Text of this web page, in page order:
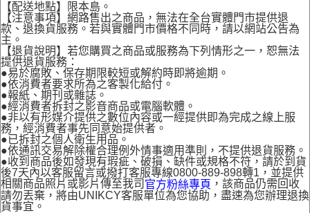
【配送地點】限本島。
【注意事項】網路售出之商品，無法在全台實體門市提供退
款、退換貨服務。若與實體門市價格不同時，請以網站公告為
主。
【退貨說明】若您購買之商品或服務為下列情形之一，恕無法
提供退貨服務：
●易於腐敗、保存期限較短或解約時即將逾期。
●依消費者要求所為之客製化給付。
●報紙、期刊或雜誌。
●經消費者拆封之影音商品或電腦軟體。
●非以有形媒介提供之數位內容或一經提供即為完成之線上服
務，經消費者事先同意始提供者。
●已拆封之個人衛生用品。
●依通訊交易解除權合理例外情事適用準則，不提供退貨服務。
●收到商品後如發現有瑕疵、破損、缺件或規格不符，請於到貨
後7天內以客服留言或撥打客服專線0800-889-898轉1，並提供
相關商品照片或影片傳至我司 官方粉絲專頁 ，該商品仍需回收
請勿丟棄，將由UNIKCY客服單位為您協助，盡速為您辦理退換
貨事宜。